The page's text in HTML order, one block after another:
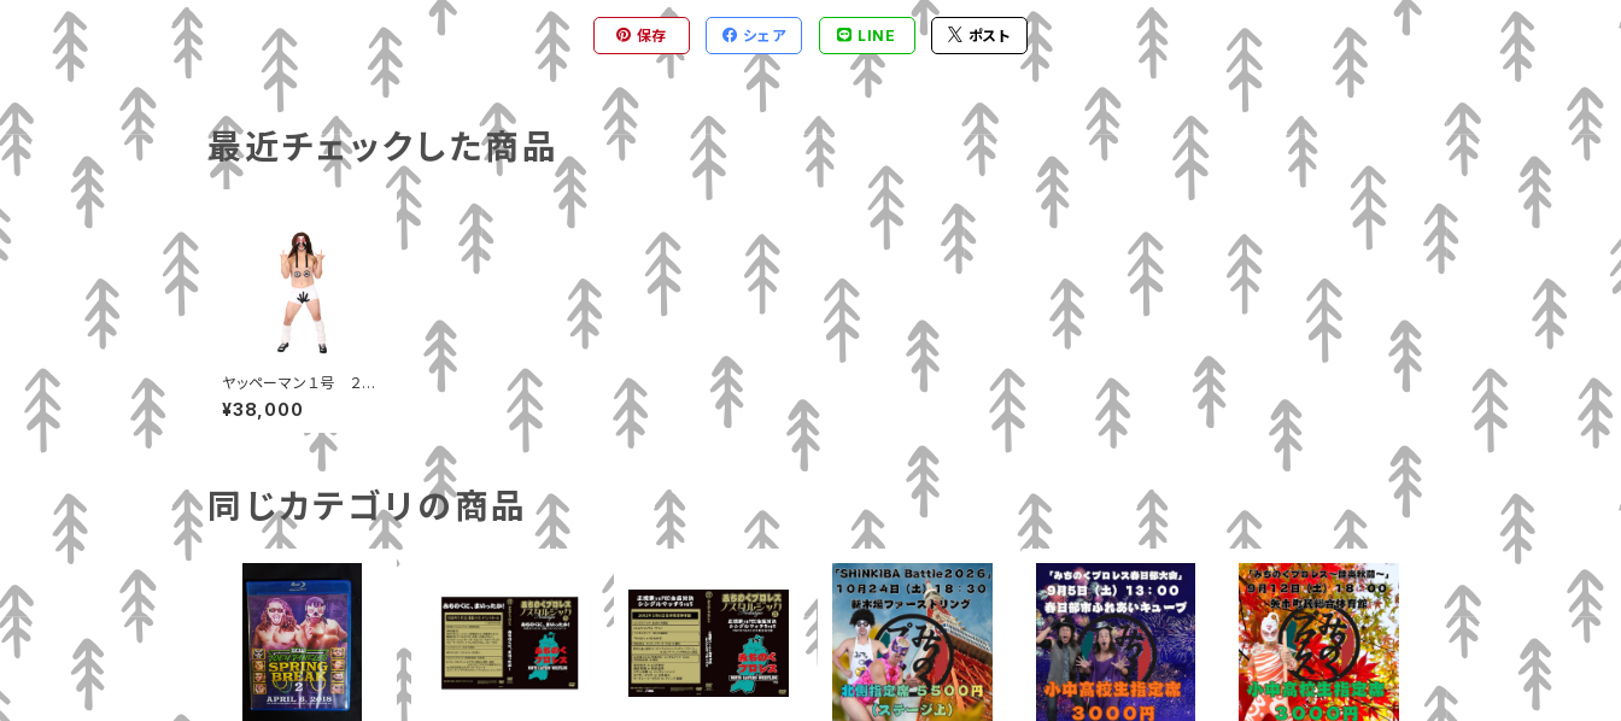
保存 シェア LINE ポスト
最近チェックした商品
ヤッペーマン１号 ２０
２２年度版コスチュー
ム、マスクセット
¥38,000
同じカテゴリの商品